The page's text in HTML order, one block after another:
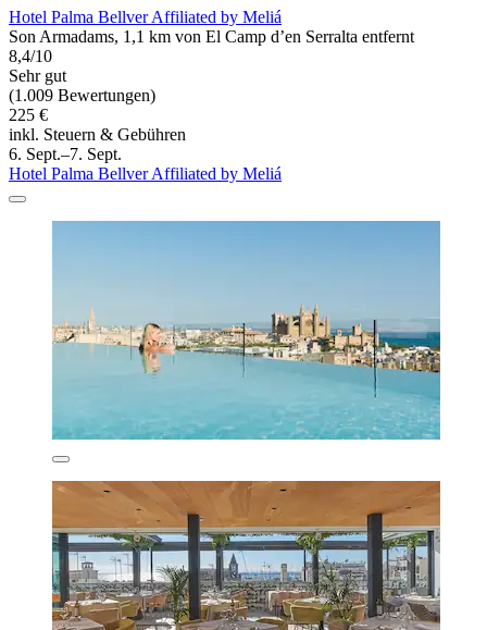
Hotel Palma Bellver Affiliated by Meliá
Son Armadams, 1,1 km von El Camp d’en Serralta entfernt
8,4/10
Sehr gut
(1.009 Bewertungen)
225 €
inkl. Steuern & Gebühren
6. Sept.–7. Sept.
Hotel Palma Bellver Affiliated by Meliá